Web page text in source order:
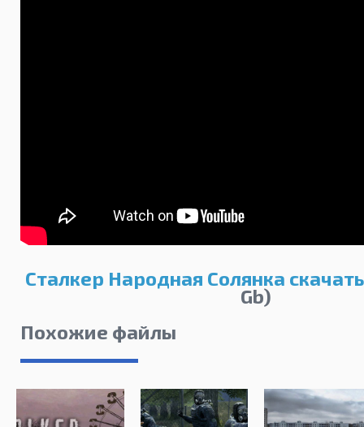
Сталкер Народная Солянка
Gb)
Похожие файлы